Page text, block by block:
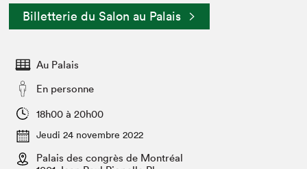
Espace médias
Espace exposant⋅e⋅s
Vidéos et Balados
Club de lecture Braindate
Édition 2022
Nous connaître
Projets partenaires 2022
Archives
Billetterie du Salon au Palais
Au Palais
En personne
18h00 à 20h00
Jeudi 24 novembre 2022
Palais des congrès de Montréal